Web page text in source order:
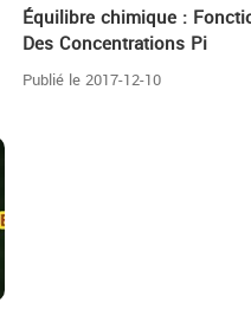
Équilibre chimique :
Des Concentrations Pi
Publié le 2017-12-10